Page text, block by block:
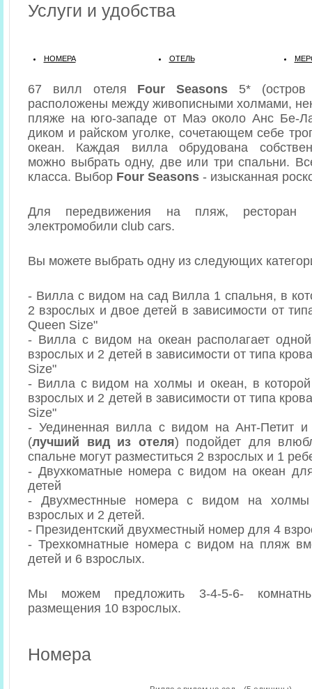
Услуги и удобства
НОМЕРА ОТЕЛЬ
67 вилл отеля Four Seasons 5*
расположены между живописными холмами,
пляже на юго-западе от Маэ около Анс Бе-
диком и райском уголке, сочетающем себе
океан. Каждая вилла обрудована
можно выбрать одну, две или три спальни.
класса. Выбор Four Seasons - изысканная
Для передвижения на пляж,
электромобили club cars.
Вы можете выбрать одну из следующих
- Вилла с видом на сад Вилла 1 спальня, в
2 взрослых и двое детей в зависимости от
Queen Size"
- Вилла с видом на океан располагает
взрослых и 2 детей в зависимости от типа
Size"
- Вилла с видом на холмы и океан, в которой
взрослых и 2 детей в зависимости от типа
Size"
- Уединенная вилла с видом на Ант-Петит и
(лучший вид из отеля) подойдет для
спальне могут разместиться 2 взрослых и 1
- Двухкоматные номера с видом на океан
детей
- Двухместнные номера с видом на
взрослых и 2 детей.
- Президентский двухместный номер для 4
- Трехкомнатные номера с видом на пляж
детей и 6 взрослых.
Мы можем предложить 3-4-5-6-
размещения 10 взрослых.
Номера